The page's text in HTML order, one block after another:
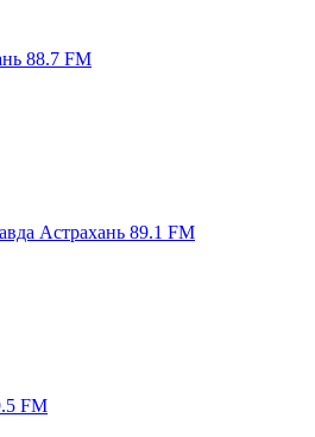
88.7 FM
Астрахань 89.1 FM
FM